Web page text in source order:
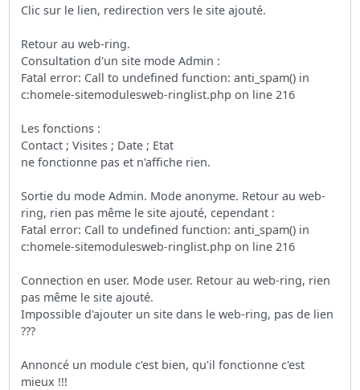
Clic sur le lien, redirection vers le site ajouté.
Retour au web-ring.
Consultation d'un site mode Admin :
Fatal error: Call to undefined function: anti_spam() in
c:homele-sitemodulesweb-ringlist.php on line 216
Les fonctions :
Contact ; Visites ; Date ; Etat
ne fonctionne pas et n'affiche rien.
Sortie du mode Admin. Mode anonyme. Retour au web-
ring, rien pas même le site ajouté, cependant :
Fatal error: Call to undefined function: anti_spam() in
c:homele-sitemodulesweb-ringlist.php on line 216
Connection en user. Mode user. Retour au web-ring, rien
pas même le site ajouté.
Impossible d'ajouter un site dans le web-ring, pas de lien
???
Annoncé un module c'est bien, qu'il fonctionne c'est
mieux !!!